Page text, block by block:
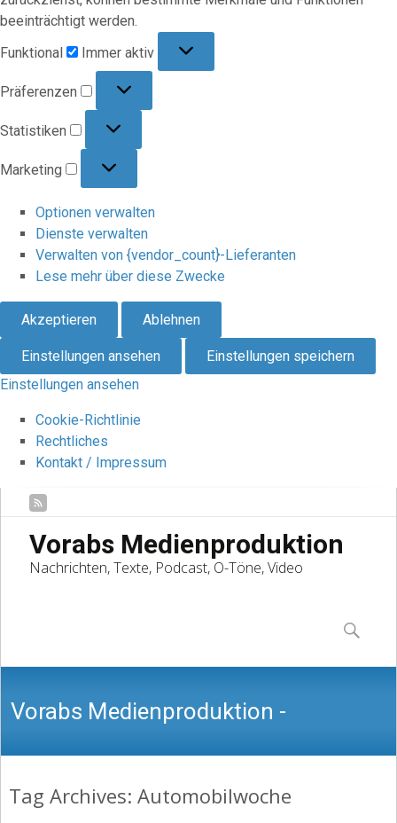
beeinträchtigt werden.
Funktional
Immer aktiv
Präferenzen
Statistiken
Marketing
Optionen verwalten
Dienste verwalten
Verwalten von {vendor_count}-Lieferanten
Lese mehr über diese Zwecke
Akzeptieren Ablehnen
Einstellungen ansehen
Einstellungen speichern
Einstellungen ansehen
Cookie-Richtlinie
Rechtliches
Kontakt / Impressum
Vorabs Medienproduktion
Nachrichten, Texte, Podcast, O-Töne, Video
content
Suchen
nach:
Vorabs Medienproduktion -
Nachrichten, Texte, Podcast, O-Töne,
Tag Archives: Automobilwoche